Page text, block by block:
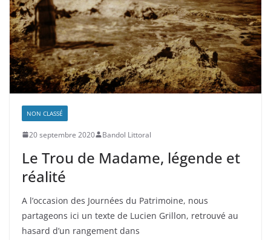
NON CLASSÉ
20 septembre 2020 Bandol Littoral
Le Trou de Madame, légende et
réalité
A l’occasion des Journées du Patrimoine, nous
partageons ici un texte de Lucien Grillon, retrouvé au
hasard d’un rangement dans